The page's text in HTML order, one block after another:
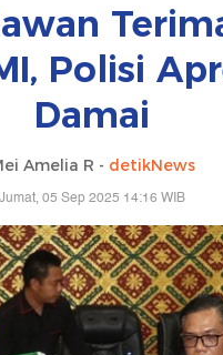
Polisi
Damai
Amelia R - detikNews
Jumat, 05 Sep 2025 14:16 WIB